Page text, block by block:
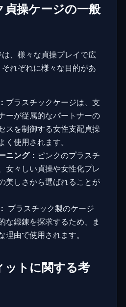
操ケージの一般
、様々な貞操プレイで広
れぞれに様々な目的があ
プラスチックケージは、支
ーが従属的なパートナーの
スを制御する女性支配貞操
く使用されます。
ニング： ピンクのプラスチ
女々しい貞操や女性化プレ
美しさから選ばれることが
プラスチック製のケージ
な鍛錬を探求するため、ま
理由で使用されます。
ットに関する考